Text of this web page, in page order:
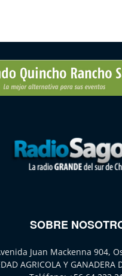
SOBRE
Juan Mackenna 904,
AGRICOLA Y GANADERA